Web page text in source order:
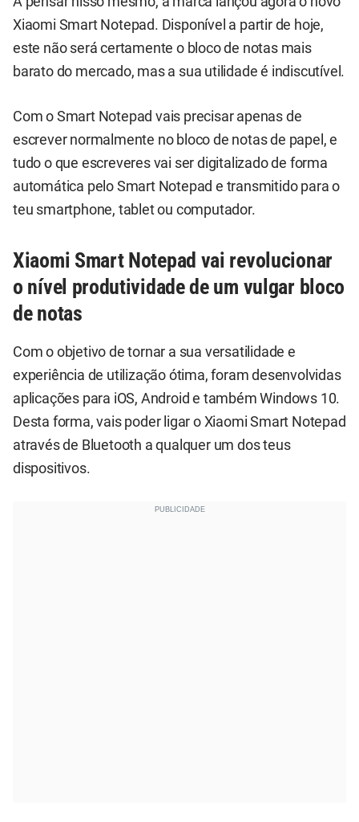
Xiaomi Smart Notepad. Disponível a partir de hoje,
este não será certamente o bloco de notas mais
barato do mercado, mas a sua utilidade é indiscutível.
Com o Smart Notepad vais precisar apenas de
escrever normalmente no bloco de notas de papel, e
tudo o que escreveres vai ser digitalizado de forma
automática pelo Smart Notepad e transmitido para o
teu smartphone, tablet ou computador.
Xiaomi Smart Notepad vai revolucionar
o nível produtividade de um vulgar bloco
de notas
Com o objetivo de tornar a sua versatilidade e
experiência de utilização ótima, foram desenvolvidas
aplicações para iOS, Android e também Windows 10.
Desta forma, vais poder ligar o Xiaomi Smart Notepad
através de Bluetooth a qualquer um dos teus
dispositivos.